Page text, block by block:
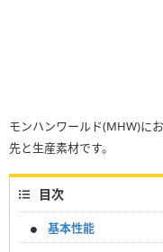
モンハンワールド(MHW)に
先と生産素材です。
目次
基本性能